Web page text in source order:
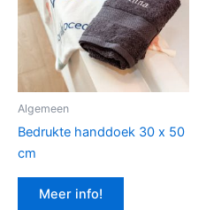
Algemeen
Bedrukte handdoek 30 x 50
cm
Meer info!